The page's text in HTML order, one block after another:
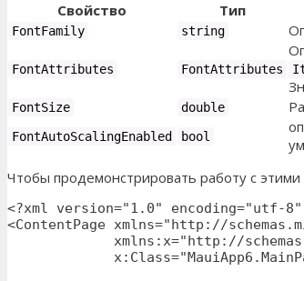
Свойство
Тип
FontFamily string
FontAttributes FontAttributes
FontSize
double
FontAutoScalingEnabled bool
Чтобы продемонстрировать работу с
<?xml version="1.0" encoding="utf-
<ContentPage xmlns="http://
xmlns:x="http://